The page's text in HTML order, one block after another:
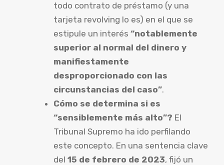
todo contrato de préstamo (y una
tarjeta revolving lo es) en el que se
estipule un interés “notablemente
superior al normal del dinero y
manifiestamente
desproporcionado con las
circunstancias del caso”.
Cómo se determina si es
“sensiblemente más alto”? El
Tribunal Supremo ha ido perfilando
este concepto. En una sentencia clave
del 15 de febrero de 2023, fijó un